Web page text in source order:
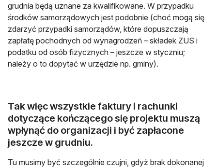
grudnia będą uznane za kwalifikowane. W przypadku
środków samorządowych jest podobnie (choć mogą się
zdarzyć przypadki samorządów, które dopuszczają
zapłatę pochodnych od wynagrodzeń – składek ZUS i
podatku od osób fizycznych – jeszcze w styczniu;
należy o to dopytać w urzędzie np. gminy).
Tak więc wszystkie faktury i rachunki
dotyczące kończącego się projektu muszą
wpłynąć do organizacji i być zapłacone
jeszcze w grudniu.
Tu musimy być szczególnie czujni, gdyż brak dokonanej